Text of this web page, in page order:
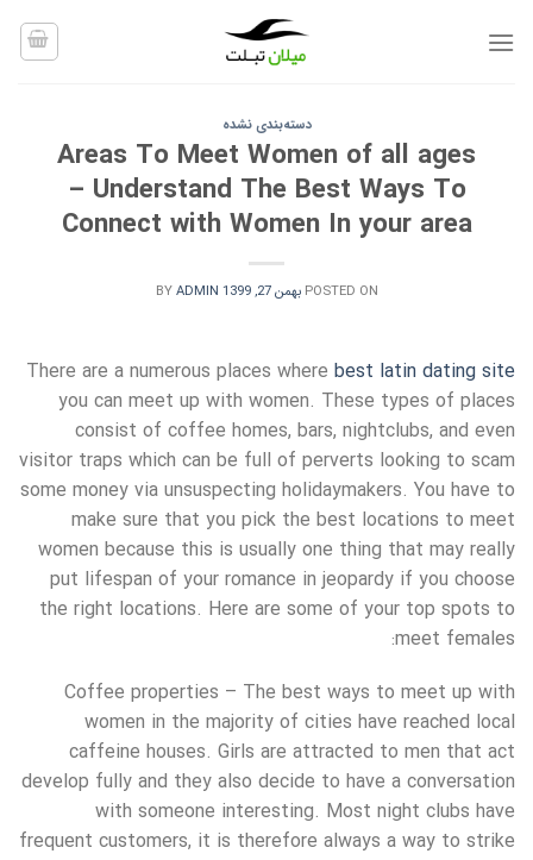
دسته‌بندی نشده
Areas To Meet Women of all ages
– Understand The Best Ways To
Connect with Women In your area
POSTED ON بهمن 27, 1399 BYADMIN
There are a numerous places where best latin dating site
you can meet up with women. These types of places
consist of coffee homes, bars, nightclubs, and even
visitor traps which can be full of perverts looking to scam
some money via unsuspecting holidaymakers. You have to
make sure that you pick the best locations to meet
women because this is usually one thing that may really
put lifespan of your romance in jeopardy if you choose
the right locations. Here are some of your top spots to
meet females:
Coffee properties – The best ways to meet up with
women in the majority of cities have reached local
caffeine houses. Girls are attracted to men that act
develop fully and they also decide to have a conversation
with someone interesting. Most night clubs have
frequent customers, it is therefore always a way to strike